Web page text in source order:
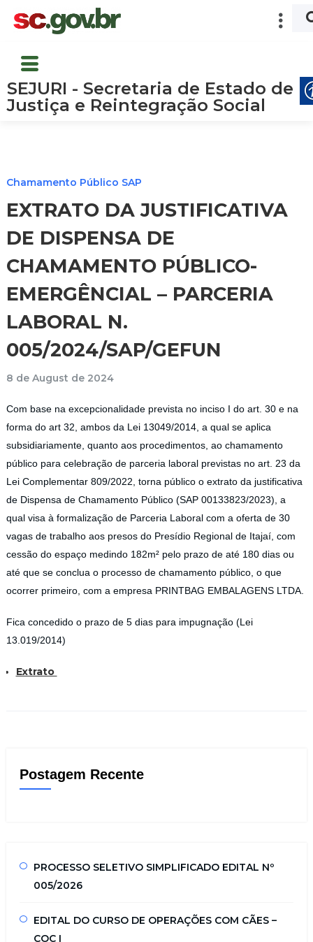
SEJURI - Secretaria de Estado de
Justiça e Reintegração Social
Chamamento Público SAP
EXTRATO DA JUSTIFICATIVA
DE DISPENSA DE
CHAMAMENTO PÚBLICO-
EMERGÊNCIAL – PARCERIA
LABORAL N.
005/2024/SAP/GEFUN
8 de August de 2024
Com base na excepcionalidade prevista no inciso I do art. 30 e na
forma do art 32, ambos da Lei 13049/2014, a qual se aplica
subsidiariamente, quanto aos procedimentos, ao chamamento
público para celebração de parceria laboral previstas no art. 23 da
Lei Complementar 809/2022, torna público o extrato da justificativa
de Dispensa de Chamamento Público (SAP 00133823/2023), a
qual visa à formalização de Parceria Laboral com a oferta de 30
vagas de trabalho aos presos do Presídio Regional de Itajaí, com
cessão do espaço medindo 182m² pelo prazo de até 180 dias ou
até que se conclua o processo de chamamento público, o que
ocorrer primeiro, com a empresa PRINTBAG EMBALAGENS LTDA.
Fica concedido o prazo de 5 dias para impugnação (Lei
13.019/2014)
Extrato
Postagem Recente
PROCESSO SELETIVO SIMPLIFICADO EDITAL Nº
005/2026
EDITAL DO CURSO DE OPERAÇÕES COM CÃES –
COC I